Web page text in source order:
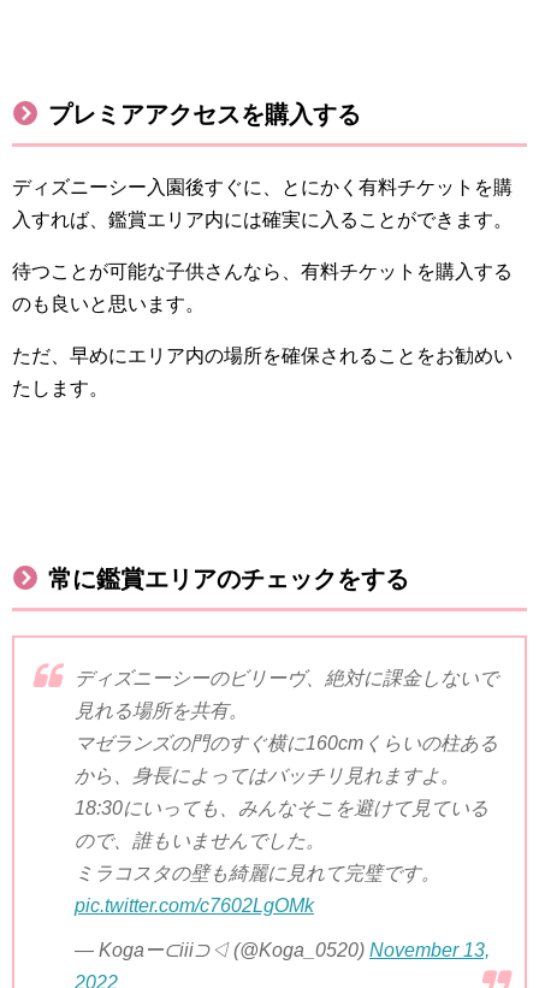
プレミアアクセスを購入する
ディズニーシー入園後すぐに、とにかく有料チケットを購
入すれば、鑑賞エリア内には確実に入ることができます。
待つことが可能な子供さんなら、有料チケットを購入する
のも良いと思います。
ただ、早めにエリア内の場所を確保されることをお勧めい
たします。
常に鑑賞エリアのチェックをする
ディズニーシーのビリーヴ、絶対に課金しないで
見れる場所を共有。
マゼランズの門のすぐ横に160cmくらいの柱ある
から、身長によってはバッチリ見れますよ。
18:30にいっても、みんなそこを避けて見ている
ので、誰もいませんでした。
ミラコスタの壁も綺麗に見れて完璧です。
pic.twitter.com/c7602LgOMk
— Kogaー⊂iii⊃◁ (@Koga_0520) November 13,
2022